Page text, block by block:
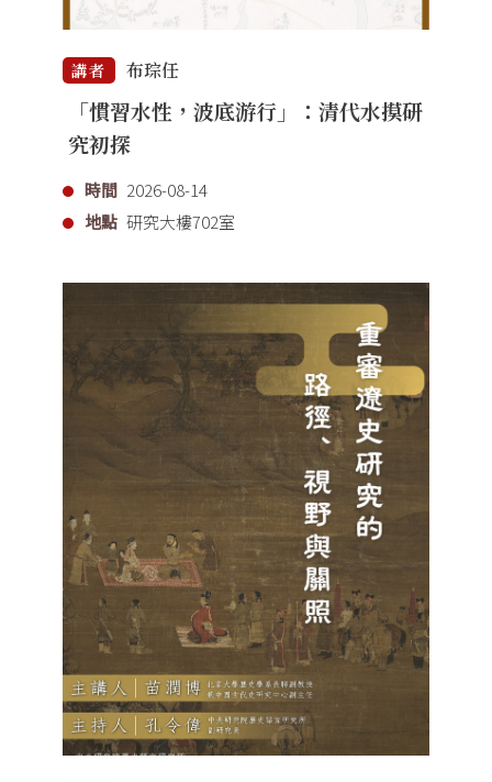
講者 布琮任
「慣習水性，波底游行」：清代水摸研
究初探
時間 2026-08-14
地點 研究大樓702室